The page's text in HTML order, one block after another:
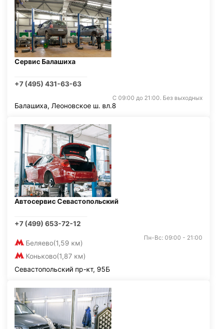
Сервис Балашиха
+7 (495) 431-63-63
С 09:00 до 21:00. Без выходных
Балашиха, Леоновское ш. вл.8
Автосервис Севастопольский
+7 (499) 653-72-12
Беляево(1,59 км)
Коньково(1,87 км)
Пн-Вс: 09:00 - 21:00
Севастопольский пр-кт, 95Б